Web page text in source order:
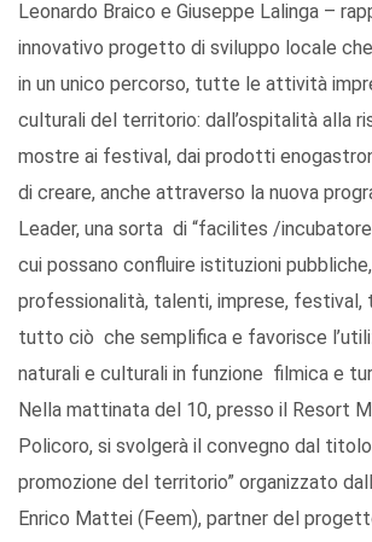
Leonardo Braico e Giuseppe Lalinga –
innovativo progetto di sviluppo locale
in un unico percorso, tutte le attività
culturali del territorio: dall’ospitalità alla
mostre ai festival, dai prodotti
di creare, anche attraverso la nuova
Leader, una sorta di “facilites /
cui possano confluire istituzioni
professionalità, talenti, imprese, festival,
tutto ciò che semplifica e favorisce
naturali e culturali in funzione filmica e
Nella mattinata del 10, presso il Resort
Policoro, si svolgerà il convegno dal
promozione del territorio” organizzato
Enrico Mattei (Feem), partner del